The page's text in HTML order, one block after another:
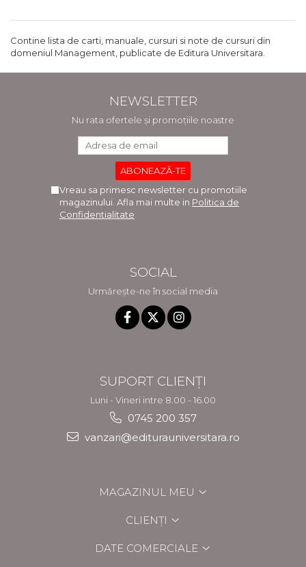
Contine lista de carti, manuale, cursuri si note de cursuri din
domeniul Management, publicate de Editura Universitara.
NEWSLETTER
Nu rata ofertele și promoțiile noastre
Vreau sa primesc newsletter cu promotiile
magazinului. Afla mai multe in Politica de
Confidentialitate
SOCIAL
Urmărește-ne în social media
SUPORT CLIENȚI
Luni - Vineri intre 8.00 - 16.00
0745 200 357
vanzari@editurauniversitara.ro
MAGAZINUL MEU
CLIENȚI
DATE COMERCIALE